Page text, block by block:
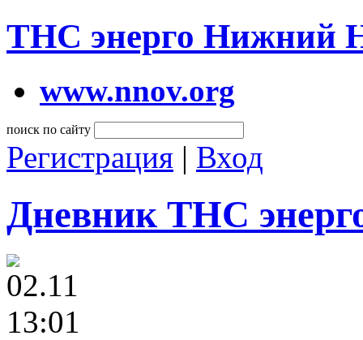
ТНС энерго Нижний
www.nnov.org
поиск по сайту
Регистрация | Вход
Дневник ТНС
02.11
13:01